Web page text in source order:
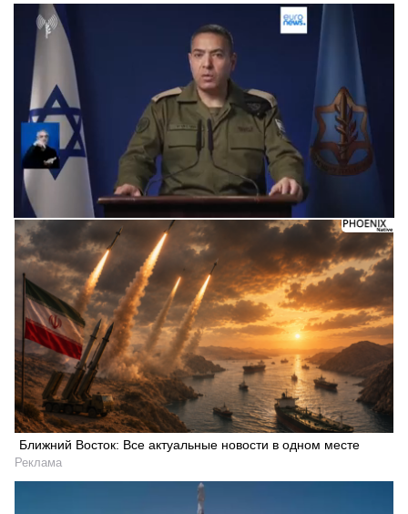
Ближний Восток: Все актуальные новости в одном месте
Реклама